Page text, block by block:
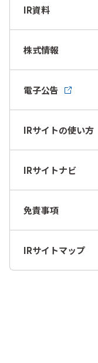
IR資料
株式情報
電子公告
IRサイトの使い方
IRサイトナビ
免責事項
IRサイトマップ